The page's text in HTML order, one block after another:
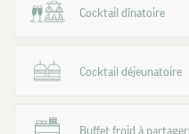
Cocktail dînatoire
Cocktail déjeunatoire
Buffet froid à partager